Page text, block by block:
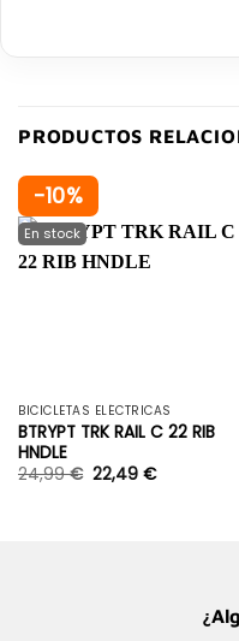
PRODUCTOS
-10%
BICICLETAS ELÉCTRICAS
BTRYPT TRK RAIL C 22 RIB
HNDLE
24,99€ 22,49€